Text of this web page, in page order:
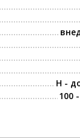
H -
100